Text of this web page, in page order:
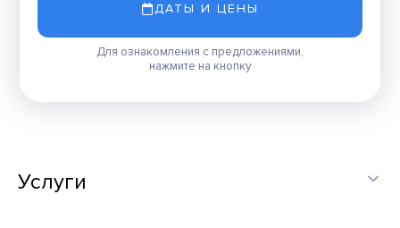
ДАТЫ И ЦЕНЫ
Для ознакомления с предложениями,
нажмите на кнопку
Услуги